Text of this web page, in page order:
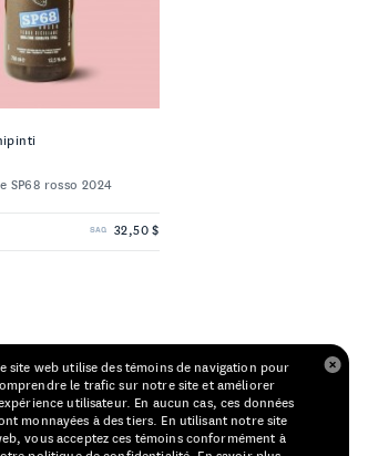
SP68 rosso 2024
SAQ 32,50 $
site web utilise des témoins de navigation pour
le trafic sur notre site et améliorer
utilisateur. En aucun cas, ces données
monnayées à des tiers. En utilisant notre site
vous acceptez ces témoins conformément à